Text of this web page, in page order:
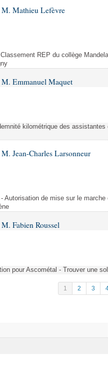
M. Mathieu Lefèvre
REP du collège
Emmanuel Maquet
kilométrique des
Jean-Charles Larsonneur
Autorisation de mise sur le
Fabien Roussel
pour Ascométal - Trouver une
1 2 3